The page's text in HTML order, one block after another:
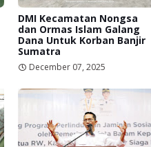
DMI Kecamatan Nongsa
dan Ormas Islam Galang
Dana Untuk Korban Banjir
Sumatra
December 07, 2025